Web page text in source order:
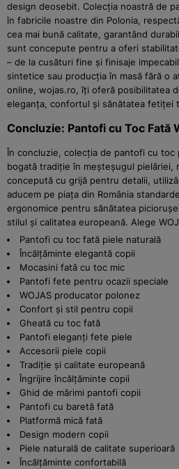
design deosebit. Colecția noastră de
în fabricile noastre din Polonia,
cea mai bună calitate, garantând
sunt concepute pentru a oferi
– de la cusături fine și finisaje
sintetice sau producția în masă fără o
online, wojas.ro, îți oferă posibilitatea
eleganța, confortul și sănătatea fetiței
Concluzie: Pantofi cu Toc Fată
În concluzie, colecția de pantofi cu
bogată tradiție în meșteșugul
concepută cu grijă pentru detalii,
aducem pe piața din România
ergonomice pentru sănătatea
stilul și calitatea europeană. Alege
Pantofi cu toc fată piele naturală
Încălțăminte elegantă copii
Mocasini fată cu toc mic
Pantofi fete pentru ocazii speciale
WOJAS producator polonez
Confort și stil pentru copii
Gheată cu toc fată
Pantofi eleganți fete piele
Accesorii piele copii
Tradiție și calitate europeană
Îngrijire încălțăminte copii
Ghid de mărimi pantofi copii
Pantofi cu baretă fată
Platformă mică fată
Design modern copii
Piele naturală de calitate superioară
Încălțăminte confortabilă